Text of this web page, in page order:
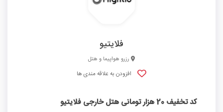
فلایتیو
رزرو هواپیما و هتل
افزودن به علاقه مندی ها
کد تخفیف 20 هزار تومانی هتل خارجی فلایتیو